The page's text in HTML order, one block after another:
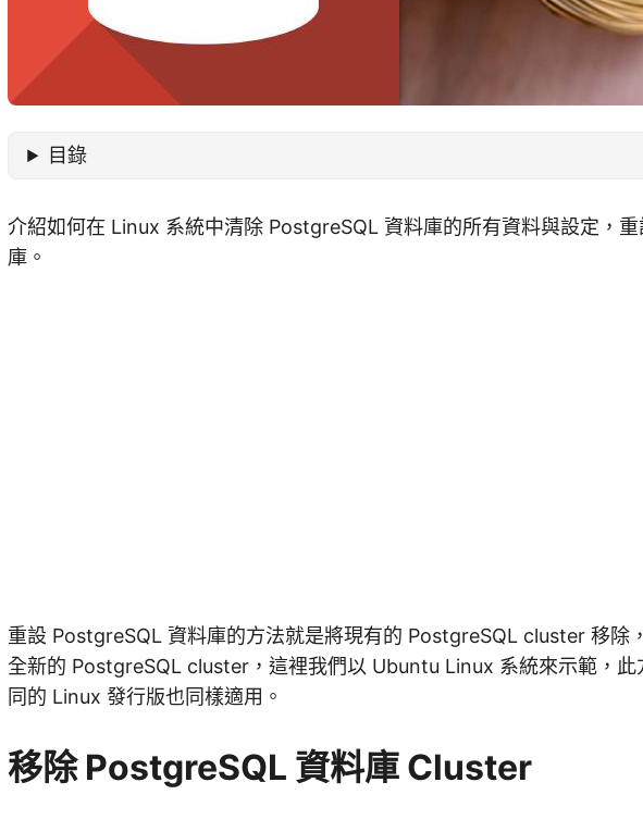
目錄
介紹如何在 Linux 系統中清除 PostgreSQL 資料庫的所有資料與設定，
庫。
重設 PostgreSQL 資料庫的方法就是將現有的 PostgreSQL cluster 移除
全新的 PostgreSQL cluster，這裡我們以 Ubuntu Linux 系統來示範，此
同的 Linux 發行版也同樣適用。
移除 PostgreSQL 資料庫 Cluster